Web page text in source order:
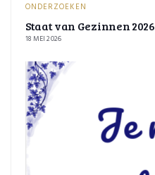
ONDERZOEKEN
Staat van Gezinnen 2026
18 MEI 2026